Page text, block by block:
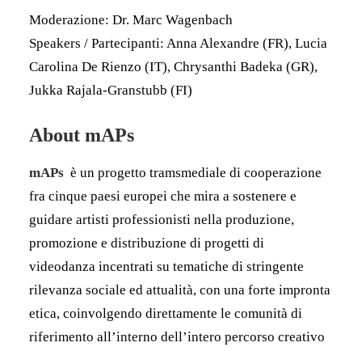
Moderazione: Dr. Marc Wagenbach
Speakers / Partecipanti: Anna Alexandre (FR), Lucia
Carolina De Rienzo (IT), Chrysanthi Badeka (GR),
Jukka Rajala-Granstubb (FI)
About mAPs
mAPs è un progetto tramsmediale di cooperazione
fra cinque paesi europei che mira a sostenere e
guidare artisti professionisti nella produzione,
promozione e distribuzione di progetti di
videodanza incentrati su tematiche di stringente
rilevanza sociale ed attualità, con una forte impronta
etica, coinvolgendo direttamente le comunità di
riferimento all’interno dell’intero percorso creativo